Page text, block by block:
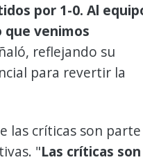
por 1-0. Al
que venimos
reflejando su
para revertir la
las críticas son parte
"Las críticas son